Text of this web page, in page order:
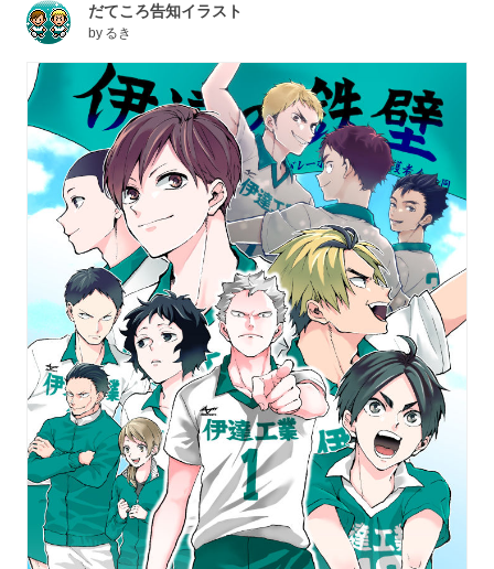
だてころ告知イラスト
by るき